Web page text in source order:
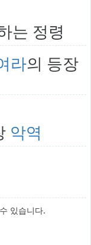
는 정령
라의 등장
악역
있습니다.